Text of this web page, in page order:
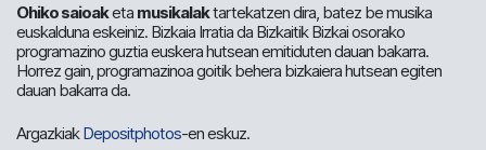
Ohiko saioaketa musikalaktartekatzen dira, batez be musika
euskalduna eskeiniz. Bizkaia Irratia da Bizkaitik Bizkai osorako
programazino guztia euskera hutsean emitiduten dauan bakarra.
Horrez gain, programazinoa goitik behera bizkaiera hutsean egiten
dauan bakarra da.
ArgazkiakDepositphotos-en eskuz.